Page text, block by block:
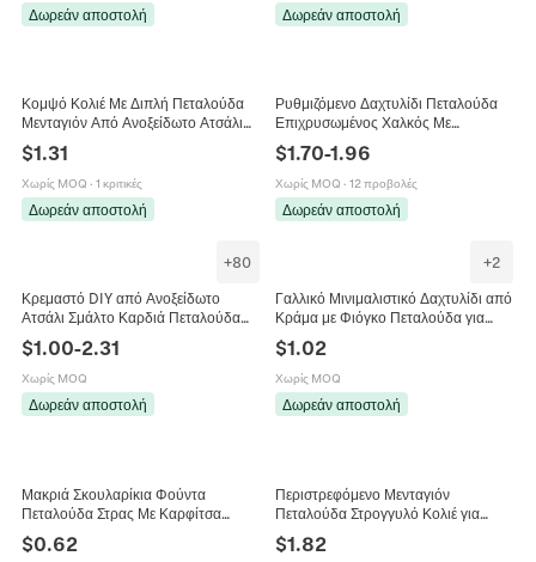
Δωρεάν αποστολή Δωρεάν αποστολή
Κομψό Κολιέ Με Διπλή Πεταλούδα
Μενταγιόν Από Ανοξείδωτο Ατσάλι
Με Φίλντισι Κοσμήματα
Επιχρυσωμένα 18K Για Γυναίκες
$1.31
Χωρίς MOQ · 1 κριτικές
Δωρεάν αποστολή
Ρυθμιζόμενο Δαχτυλίδι Πεταλούδα
Επιχρυσωμένος Χαλκός Με
Πολύχρωμα Ζιργκόν Κομψά
Κοσμήματα Για Γυναίκες
$1.70-1.96
Χωρίς MOQ · 12 προβολές
Δωρεάν αποστολή
+80
Κρεμαστό DIY από Ανοξείδωτο
Ατσάλι Σμάλτο Καρδιά Πεταλούδα
Λουλούδι Γούρι Για Αξεσουάρ
Κατασκευής Κοσμημάτων Μόδα
$1.00-2.31
Χωρίς MOQ
Δωρεάν αποστολή
+2
Γαλλικό Μινιμαλιστικό Δαχτυλίδι από
Κράμα με Φιόγκο Πεταλούδα για
Γυναίκες Βίντατζ Γεωμετρικό
Κόσμημα Δακτύλου Δώρο
$1.02
Χωρίς MOQ
Δωρεάν αποστολή
Μακριά Σκουλαρίκια Φούντα
Πεταλούδα Στρας Με Καρφίτσα
Κομψά Γυναικεία Αξεσουάρ
$0.62
Περιστρεφόμενο Μενταγιόν
Πεταλούδα Στρογγυλό Κολιέ για
Μαργαριτάρι Κόσμημα Χρυσό
$1.82